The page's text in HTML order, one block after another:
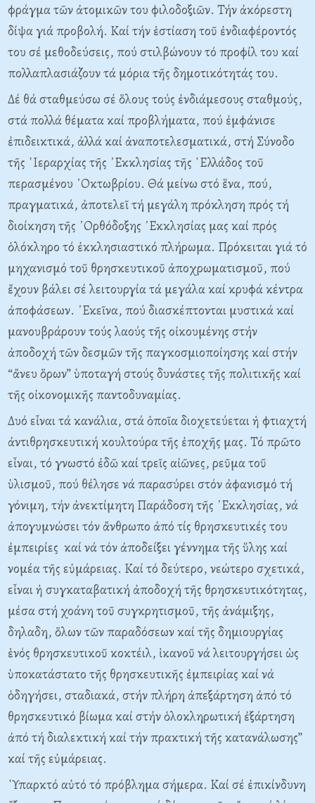
φράγμα τῶν ἀτομικῶν του φιλοδοξιῶν. Τήν ἀκόρεστη
δίψα γιά προβολή. Καί τήν ἑστίαση τοῦ ἐνδιαφέροντός
του σέ μεθοδεύσεις, πού στιλβώνουν τό προφίλ του καί
πολλαπλασιάζουν τά μόρια τῆς δημοτικότητάς του.
Δέ θά σταθμεύσω σέ ὅλους τούς ἐνδιάμεσους σταθμούς,
στά πολλά θέματα καί προβλήματα, πού ἐμφάνισε
ἐπιδεικτικά, ἀλλά καί ἀναποτελεσματικά, στή Σύνοδο
τῆς ῾Ιεραρχίας τῆς ᾿Εκκλησίας τῆς ῾Ελλάδος τοῦ
περασμένου ᾿Οκτωβρίου. Θά μείνω στό ἕνα, πού,
πραγματικά, ἀποτελεῖ τή μεγάλη πρόκληση πρός τή
διοίκηση τῆς ᾿Ορθόδοξης ᾿Εκκλησίας μας καί πρός
ὁλόκληρο τό ἐκκλησιαστικό πλήρωμα. Πρόκειται γιά τό
μηχανισμό τοῦ θρησκευτικοῦ ἀποχρωματισμοῦ, πού
ἔχουν βάλει σέ λειτουργία τά μεγάλα καί κρυφά κέντρα
ἀποφάσεων. ᾿Εκεῖνα, πού διασκέπτονται μυστικά καί
μανουβράρουν τούς λαούς τῆς οἰκουμένης στήν
ἀποδοχή τῶν δεσμῶν τῆς παγκοσμιοποίησης καί στήν
“ἄνευ ὅρων” ὑποταγή στούς δυνάστες τῆς πολιτικῆς καί
τῆς οἰκονομικῆς παντοδυναμίας.
Δυό εἶναι τά κανάλια, στά ὁποῖα διοχετεύεται ἡ φτιαχτή
ἀντιθρησκευτική κουλτούρα τῆς ἐποχῆς μας. Τό πρῶτο
εἶναι, τό γνωστό ἐδῶ καί τρεῖς αἰῶνες, ρεῦμα τοῦ
ὑλισμοῦ, πού θέλησε νά παρασύρει στόν ἀφανισμό τή
γόνιμη, τήν ἀνεκτίμητη Παράδοση τῆς ᾿Εκκλησίας, νά
ἀπογυμνώσει τόν ἄνθρωπο ἀπό τίς θρησκευτικές του
ἐμπειρίες καί νά τόν ἀποδείξει γέννημα τῆς ὕλης καί
νομέα τῆς εὐμάρειας. Καί τό δεύτερο, νεώτερο σχετικά,
εἶναι ἡ συγκαταβατική ἀποδοχή τῆς θρησκευτικότητας,
μέσα στή χοάνη τοῦ συγκρητισμοῦ, τῆς ἀνάμιξης,
δηλαδη, ὅλων τῶν παραδόσεων καί τῆς δημιουργίας
ἑνός θρησκευτικοῦ κοκτέιλ, ἱκανοῦ νά λειτουργήσει ὡς
ὑποκατάστατο τῆς θρησκευτικῆς ἐμπειρίας καί νά
ὁδηγήσει, σταδιακά, στήν πλήρη ἀπεξάρτηση ἀπό τό
θρησκευτικό βίωμα καί στήν ὁλοκληρωτική ἐξάρτηση
ἀπό τή διαλεκτική καί τήν πρακτική τῆς κατανάλωσης”
καί τῆς εὐμάρειας.
῾Υπαρκτό αὐτό τό πρόβλημα σήμερα. Καί σέ ἐπικίνδυνη